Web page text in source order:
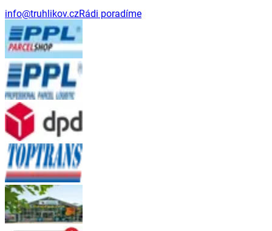
info@truhlikov.czRádi poradíme